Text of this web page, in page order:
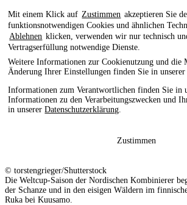
Mit einem Klick auf Zustimmen akzeptieren Sie
funktionsnotwendigen Cookies und ähnlichen
Ablehnen klicken, verwenden wir nur technisch
Vertragserfüllung notwendige Dienste.
Weitere Informationen zur Cookienutzung und die
Änderung Ihrer Einstellungen finden Sie in
Informationen zum Verantwortlichen finden Sie in
Informationen zu den Verarbeitungszwecken und
in unsererDatenschutzerklärung
Zustimmen
© torstengrieger/Shutterstock
Die Weltcup-Saison der Nordischen Kombinierer
der Schanze und in den eisigen Wäldern im
Ruka bei Kuusamo.